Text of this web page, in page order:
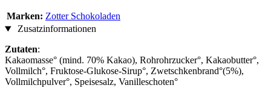
Marken: Zotter Schokoladen
Zusatzinformationen
Zutaten:
Kakaomasse° (mind. 70% Kakao), Rohrohrzucker°, Kakaobutter°,
Vollmilch°, Fruktose-Glukose-Sirup°, Zwetschkenbrand°(5%),
Vollmilchpulver°, Speisesalz, Vanilleschoten°